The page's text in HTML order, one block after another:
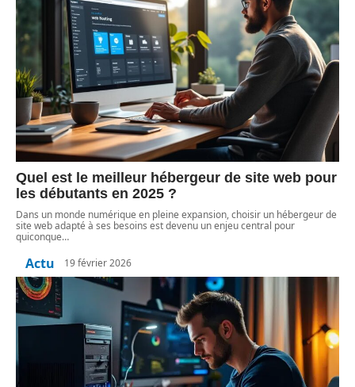
Quel est le meilleur hébergeur de site web pour
les débutants en 2025 ?
Dans un monde numérique en pleine expansion, choisir un hébergeur de
site web adapté à ses besoins est devenu un enjeu central pour
quiconque…
Actu 19 février 2026